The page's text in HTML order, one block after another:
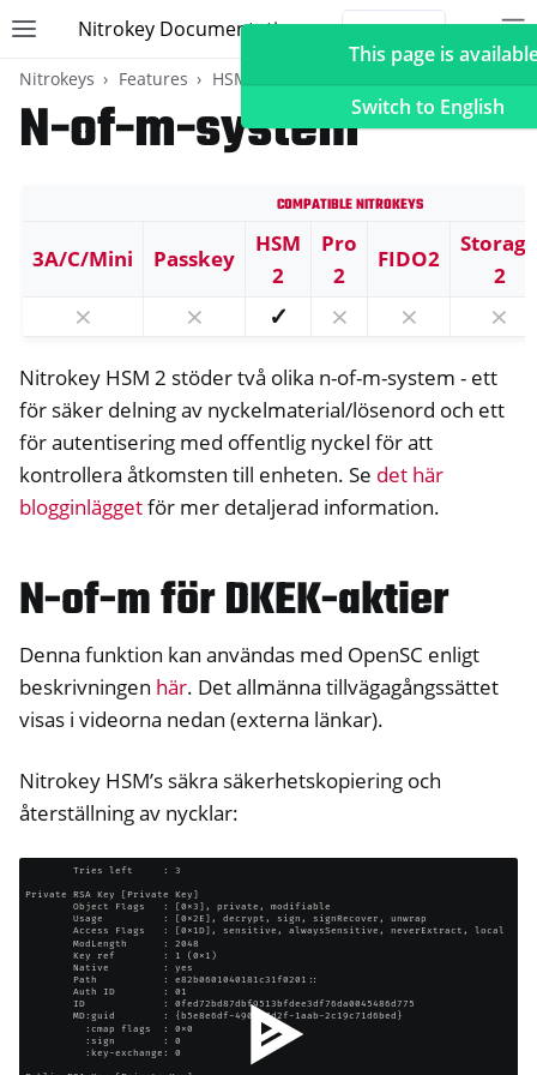
Toggle site navigation sidebar
Nitrokey Documentation
navigation of Features
navigation of TOTP
navigation of OpenPGP card
navigation of S/MIME
navigation of PIV (Windows only)
navigation of Övrigt
navigation of Nitrokey 3
Nitrokeys Features HSM
N-of-m-system
Compatible Nitrokeys
3A/C/Mini Passkey
HSM
2
Pro
2
FIDO2
2
⨯ ⨯ ✓ ⨯ ⨯ ⨯
Nitrokey HSM 2 stöder två olika n-of-m-system - ett
för säker delning av nyckelmaterial/lösenord och ett
för autentisering med offentlig nyckel för att
kontrollera åtkomsten till enheten. Se det här
blogginläggetför mer detaljerad information.
N-of-m för DKEK-aktier
Denna funktion kan användas med OpenSC enligt
beskrivningen här. Det allmänna tillvägagångssättet
visas i videorna nedan (externa länkar).
Nitrokey HSM’s säkra säkerhetskopiering och
återställning av nycklar:
This page is
Switch to English